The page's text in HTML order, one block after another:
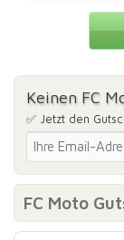
Keinen FC
✅ Jetzt den
FC Moto